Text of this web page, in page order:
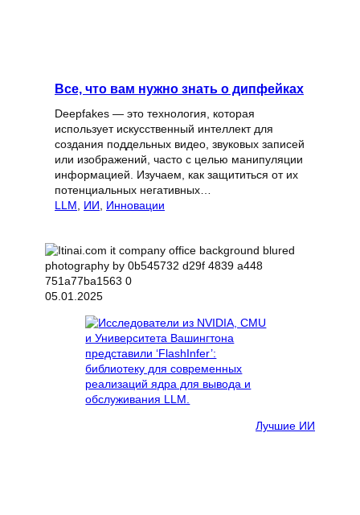
Все, что вам нужно знать о дипфейках
Deepfakes — это технология, которая
использует искусственный интеллект для
создания поддельных видео, звуковых записей
или изображений, часто с целью манипуляции
информацией. Изучаем, как защититься от их
потенциальных негативных…
LLM
ИИ Инновации
05.01.2025
Лучшие ИИ